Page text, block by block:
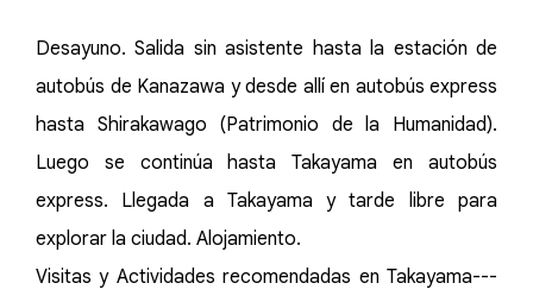
Desayuno. Salida sin asistente hasta la estación de
autobús de Kanazawa y desde allí en autobús express
hasta Shirakawago (Patrimonio de la Humanidad).
Luego se continúa hasta Takayama en autobús
express. Llegada a Takayama y tarde libre para
explorar la ciudad. Alojamiento.
Visitas y Actividades recomendadas en Takayama---